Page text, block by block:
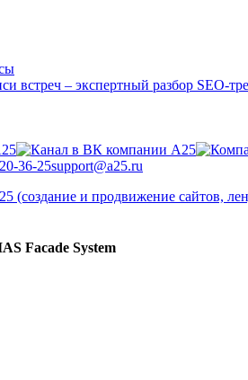
встреч – экспертный разбор SEO-
36-25support@a25.ru
(создание и продвижение сайтов,
Facade System